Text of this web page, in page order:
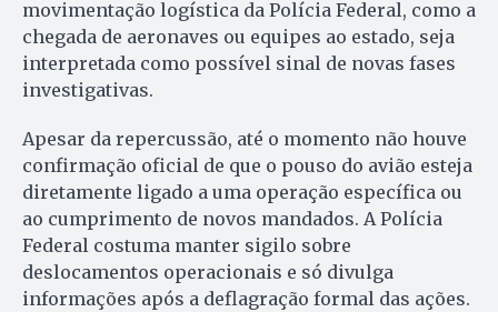
movimentação logística da Polícia Federal, como a
chegada de aeronaves ou equipes ao estado, seja
interpretada como possível sinal de novas fases
investigativas.
Apesar da repercussão, até o momento não houve
confirmação oficial de que o pouso do avião esteja
diretamente ligado a uma operação específica ou
ao cumprimento de novos mandados. A Polícia
Federal costuma manter sigilo sobre
deslocamentos operacionais e só divulga
informações após a deflagração formal das ações.